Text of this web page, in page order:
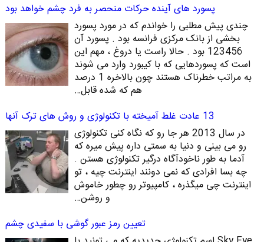
پسورد های آینده حرکات منحصر به فرد چشم خواهد بود
چندی پیش مطلبی را خواندم که در مورد پسورد
بخشی از بانک مرکزی فرانسه بود . پسورد آن
123456 بود . حالا راست یا دروغ ، مهم این
است که پسوردهایی که با کیبورد وارد می شوند
به مراتب خطرناک هستند چون بالاخره 1 درصد
هم که شده قابل…
13 عادت غلط آمیخته با تکنولوژی و روش های ترک آنها
در سال 2013 هر جا رو که نگاه کنی تکنولوژی
رو می بینی و دنیا به سمتی داره پیش میره که
آدما به طور ناخودآگاه درگیر تکنولوژی هستن .
چه بسا افرادی که نمی دونند اینترنت چیه ، تو
اینترنت چی میگذره ، کامپیوتر رو چطور خاموش
و روشن…
تعیین رمز عبور گوشی با سفیدی چشم